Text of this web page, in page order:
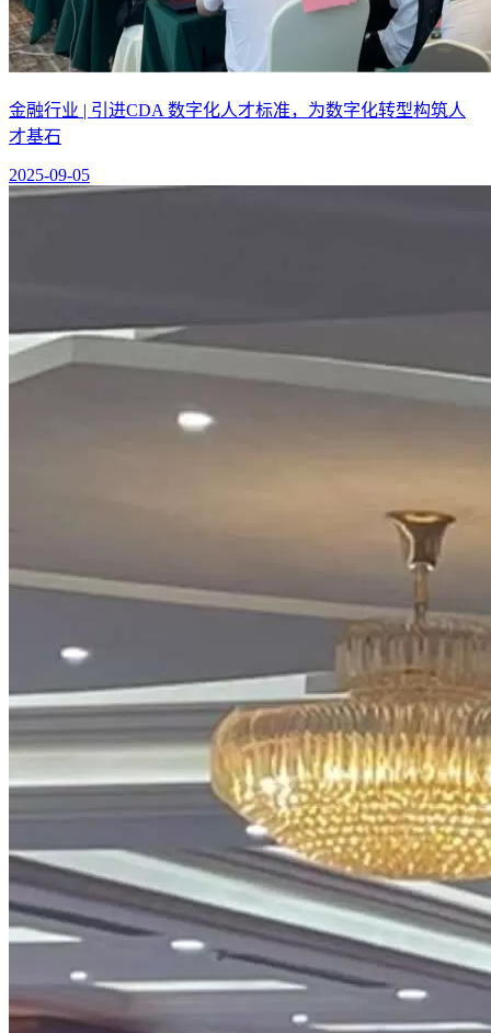
金融行业 | 引进CDA 数字化人才标准，为数字化转型构筑人
才基石
2025-09-05